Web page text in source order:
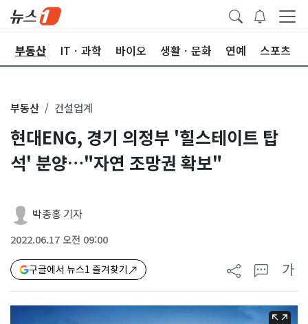
부동산 ITㆍ과학 바이오 생활ㆍ문화 연예 스포츠
부동산 건설업계
현대ENG, 경기 의정부 '힐스테이트 탑
석' 분양…"자연 조망권 확보"
박종홍 기자
2022.06.17 오전 09:00
구글에서 뉴스1 즐겨찾기 가